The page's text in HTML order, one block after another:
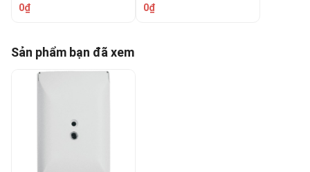
0₫ 0₫
Sản phẩm bạn đã xem